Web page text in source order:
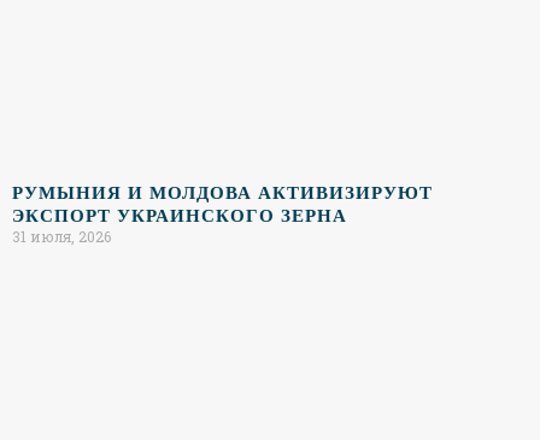
РУМЫНИЯ И МОЛДОВА АКТИВИЗИРУЮТ
ЭКСПОРТ УКРАИНСКОГО ЗЕРНА
31 июля, 2026